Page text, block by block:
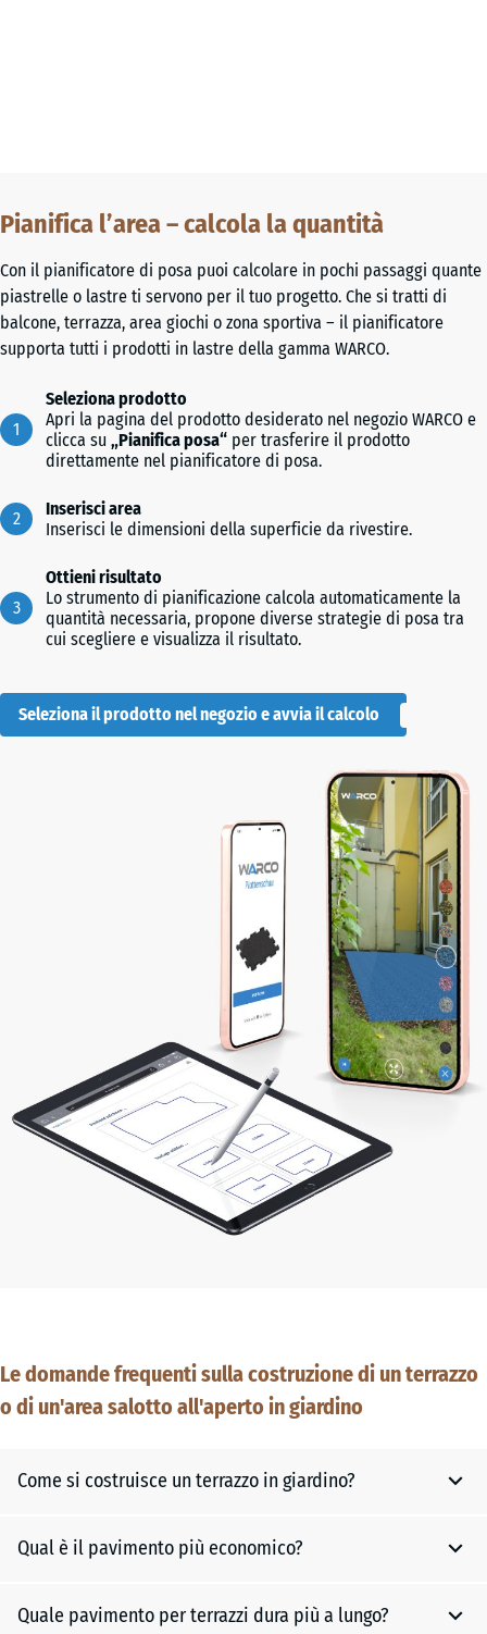
Pianifica l’area – calcola la quantità
Con il pianificatore di posa puoi calcolare in pochi passaggi quante
piastrelle o lastre ti servono per il tuo progetto. Che si tratti di
balcone, terrazza, area giochi o zona sportiva – il pianificatore
supporta tutti i prodotti in lastre della gamma WARCO.
Seleziona prodotto
Apri la pagina del prodotto desiderato nel negozio WARCO e
clicca su „Pianifica posa“ per trasferire il prodotto
direttamente nel pianificatore di posa.
Inserisci area
Inserisci le dimensioni della superficie da rivestire.
Ottieni risultato
Lo strumento di pianificazione calcola automaticamente la
quantità necessaria, propone diverse strategie di posa tra
cui scegliere e visualizza il risultato.
Seleziona il prodotto nel negozio e avvia il calcolo
Le domande frequenti sulla costruzione di un terrazzo
o di un'area salotto all'aperto in giardino
Come si costruisce un terrazzo in giardino?
Delimitare l'area, rimuovere il suolo se necessario e
Applicare il pietrisco e livellare uniformemente.
Qual è il pavimento più economico?
Le lastre di cemento sono le più economiche. Esistono anche
Quale pavimento per terrazzi dura più a lungo?